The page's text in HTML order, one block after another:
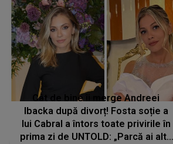
Cât de bine îi merge Andreei
Ibacka după divorț! Fosta soție a
lui Cabral a întors toate privirile în
prima zi de UNTOLD: „Parcă ai altă